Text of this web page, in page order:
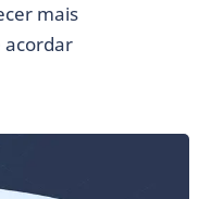
mais
acordar